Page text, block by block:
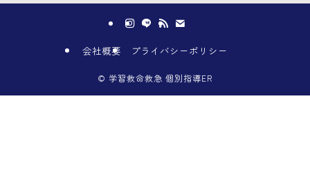
会社概要 プライバシーポリシー
© 学習救命救急 個別指導ER